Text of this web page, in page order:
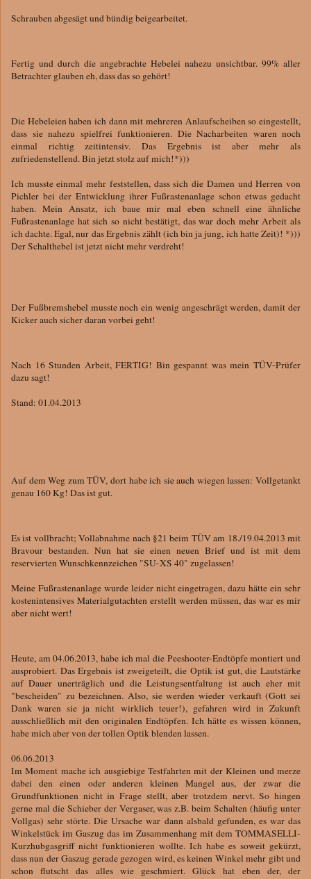
Schrauben abgesägt und bündig beigearbeitet.
Fertig und durch die angebrachte Hebelei nahezu unsichtbar. 99% aller
Betrachter glauben eh, dass das so gehört!
Die Hebeleien haben ich dann mit mehreren Anlaufscheiben so eingestellt,
dass sie nahezu spielfrei funktionieren. Die Nacharbeiten waren noch
einmal richtig zeitintensiv. Das Ergebnis ist aber mehr als
zufriedenstellend. Bin jetzt stolz auf mich!*)))
Ich musste einmal mehr feststellen, dass sich die Damen und Herren von
Pichler bei der Entwicklung ihrer Fußrastenanlage schon etwas gedacht
haben. Mein Ansatz, ich baue mir mal eben schnell eine ähnliche
Fußrastenanlage hat sich so nicht bestätigt, das war doch mehr Arbeit als
ich dachte. Egal, nur das Ergebnis zählt (ich bin ja jung, ich hatte Zeit)! *)))
Der Schalthebel ist jetzt nicht mehr verdreht!
Der Fußbremshebel musste noch ein wenig angeschrägt werden, damit der
Kicker auch sicher daran vorbei geht!
Nach 16 Stunden Arbeit, FERTIG! Bin gespannt was mein TÜV-Prüfer
dazu sagt!
Stand: 01.04.2013
Auf dem Weg zum TÜV, dort habe ich sie auch wiegen lassen: Vollgetankt
genau 160 Kg! Das ist gut.
Es ist vollbracht; Vollabnahme nach §21 beim TÜV am 18./19.04.2013 mit
Bravour bestanden. Nun hat sie einen neuen Brief und ist mit dem
reservierten Wunschkennzeichen "SU-XS 40" zugelassen!
Meine Fußrastenanlage wurde leider nicht eingetragen, dazu hätte ein sehr
kostenintensives Materialgutachten erstellt werden müssen, das war es mir
aber nicht wert!
Heute, am 04.06.2013, habe ich mal die Peeshooter-Endtöpfe montiert und
ausprobiert. Das Ergebnis ist zweigeteilt, die Optik ist gut, die Lautstärke
auf Dauer unerträglich und die Leistungsentfaltung ist auch eher mit
"bescheiden" zu bezeichnen. Also, sie werden wieder verkauft (Gott sei
Dank waren sie ja nicht wirklich teuer!), gefahren wird in Zukunft
ausschließlich mit den originalen Endtöpfen. Ich hätte es wissen können,
habe mich aber von der tollen Optik blenden lassen.
06.06.2013
Im Moment mache ich ausgiebige Testfahrten mit der Kleinen und merze
dabei den einen oder anderen kleinen Mangel aus, der zwar die
Grundfunktionen nicht in Frage stellt, aber trotzdem nervt. So hingen
gerne mal die Schieber der Vergaser, was z.B. beim Schalten (häufig unter
Vollgas) sehr störte. Die Ursache war dann alsbald gefunden, es war das
Winkelstück im Gaszug das im Zusammenhang mit dem TOMMASELLI-
Kurzhubgasgriff nicht funktionieren wollte. Ich habe es soweit gekürzt,
dass nun der Gaszug gerade gezogen wird, es keinen Winkel mehr gibt und
schon flutscht das alles wie geschmiert. Glück hat eben der, der